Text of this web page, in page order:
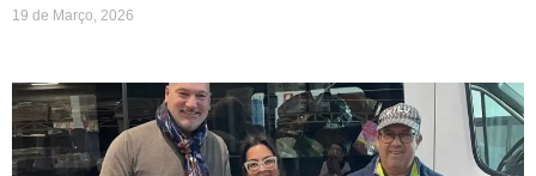
19 de Março, 2026